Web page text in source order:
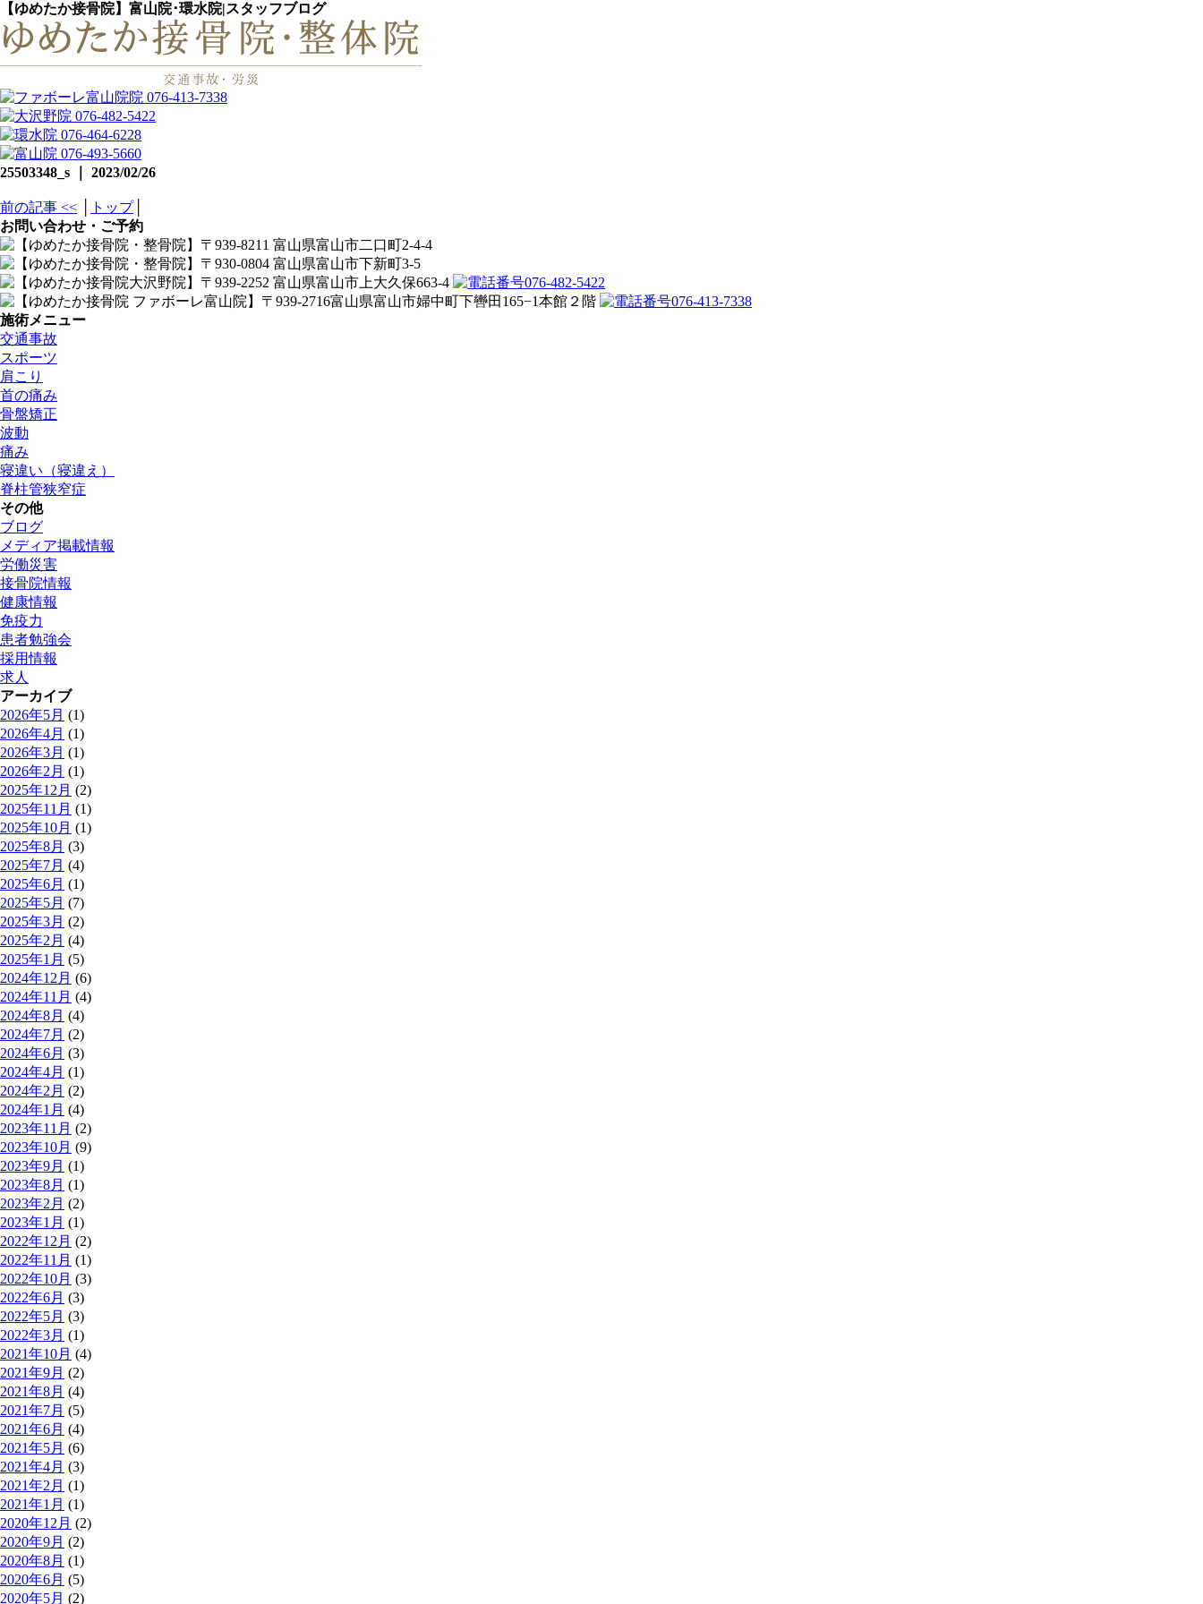
【ゆめたか接骨院】富山院･環水院|スタッフブログ
25503348_s ｜ 2023/02/26
前の記事 << トップ│
お問い合わせ・ご予約
施術メニュー
交通事故
スポーツ
肩こり
首の痛み
骨盤矯正
波動
痛み
寝違い（寝違え）
脊柱管狭窄症
その他
ブログ
メディア掲載情報
労働災害
接骨院情報
健康情報
免疫力
患者勉強会
採用情報
求人
アーカイブ
2026年5月 (1)
2026年4月 (1)
2026年3月 (1)
2026年2月 (1)
2025年12月 (2)
2025年11月 (1)
2025年10月 (1)
2025年8月 (3)
2025年7月 (4)
2025年6月 (1)
2025年5月 (7)
2025年3月 (2)
2025年2月 (4)
2025年1月 (5)
2024年12月 (6)
2024年11月 (4)
2024年8月 (4)
2024年7月 (2)
2024年6月 (3)
2024年4月 (1)
2024年2月 (2)
2024年1月 (4)
2023年11月 (2)
2023年10月 (9)
2023年9月 (1)
2023年8月 (1)
2023年2月 (2)
2023年1月 (1)
2022年12月 (2)
2022年11月 (1)
2022年10月 (3)
2022年6月 (3)
2022年5月 (3)
2022年3月 (1)
2021年10月 (4)
2021年9月 (2)
2021年8月 (4)
2021年7月 (5)
2021年6月 (4)
2021年5月 (6)
2021年4月 (3)
2021年2月 (1)
2021年1月 (1)
2020年12月 (2)
2020年9月 (2)
2020年8月 (1)
2020年6月 (5)
2020年5月 (2)